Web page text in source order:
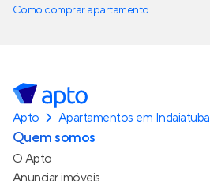
Como comprar apartamento
Apto Apartamentos em Indaiatuba
Quem somos
O Apto
Anunciar imóveis